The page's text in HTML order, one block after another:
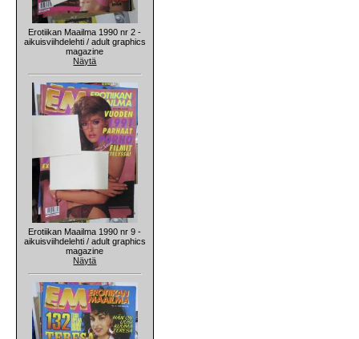
Erotiikan Maailma 1990 nr 2 -
aikuisviihdelehti / adult graphics
magazine
Näytä
Erotiikan Maailma 1990 nr 9 -
aikuisviihdelehti / adult graphics
magazine
Näytä